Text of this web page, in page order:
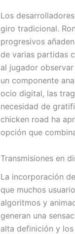
Los
giro tradicional.
progresivos
de varias partidas
al jugador
un componente
ocio digital, las
necesidad de
chicken road ha
opción que
Transmisiones en
La incorporación
que muchos
algoritmos y
generan una
alta definición y